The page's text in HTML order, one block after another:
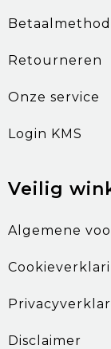
Retourneren
Onze service
Login KMS
Veilig
Algemene
Disclaimer